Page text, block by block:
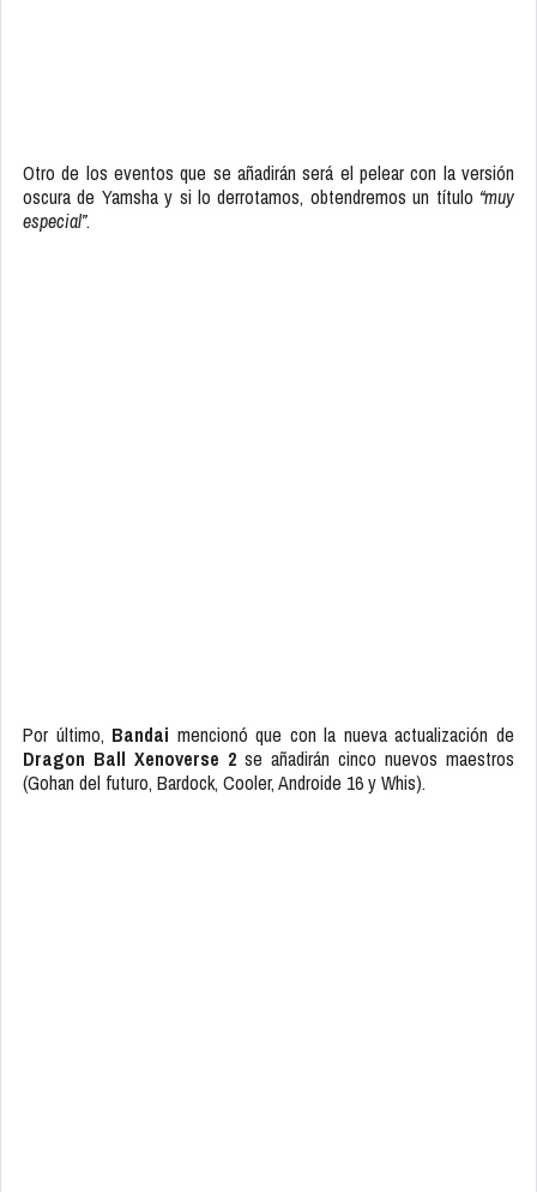
Otro de los eventos que se añadirán será el pelear con la versión
oscura de Yamsha y si lo derrotamos, obtendremos un título “muy
especial”.
Por último, Bandai mencionó que con la nueva actualización de
Dragon Ball Xenoverse 2 se añadirán cinco nuevos maestros
(Gohan del futuro, Bardock, Cooler, Androide 16 y Whis).